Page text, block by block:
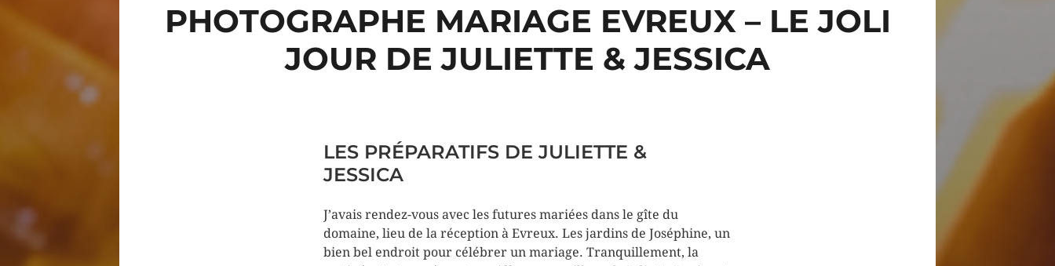
PHOTOGRAPHE MARIAGE EVREUX – LE JOLI
JOUR DE JULIETTE & JESSICA
LES PRÉPARATIFS DE JULIETTE &
JESSICA
J’avais rendez-vous avec les futures mariées dans le gîte du
domaine, lieu de la réception à Evreux. Les jardins de Joséphine, un
bien bel endroit pour célébrer un mariage. Tranquillement, la